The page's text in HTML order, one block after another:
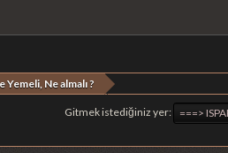
Yemeli, Ne almalı ?
Gitmek istediğiniz yer